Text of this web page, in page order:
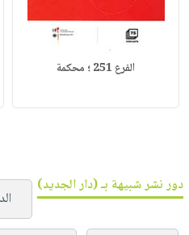
الفرع 251 ؛ محكمة
دور نشر شبيهة بـ (دار الجديد)